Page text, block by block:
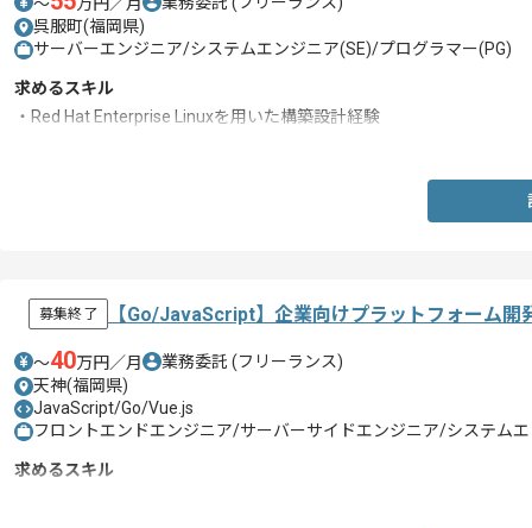
呉服町(福岡県)
サーバーエンジニア/システムエンジニア(SE)/プログラマー(PG)
求めるスキル
・Red Hat Enterprise Linuxを用いた構築設計経験
募集終了 【Go/JavaScript】企業向けプラットフォーム開
〜40万円／月 業務委託 (フリーランス)
天神(福岡県)
JavaScript/Go/Vue.js
フロントエンドエンジニア/サーバーサイドエンジニア/システム
求めるスキル